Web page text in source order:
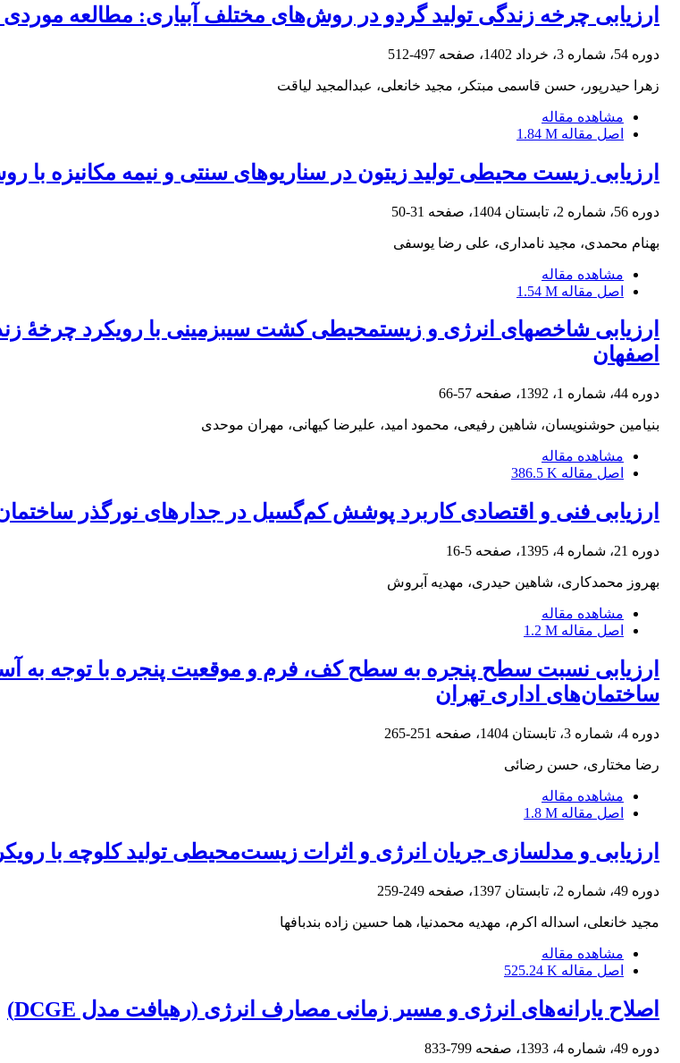
ارزیابی چرخه زندگی تولید گردو در روش‌های مختلف آبیاری: مطالعه
دوره 54، شماره 3، خرداد 1402، صفحه 497-512
زهرا حیدرپور، حسن قاسمی مبتکر، مجید خانعلی، عبدالمجید لیاقت
مشاهده مقاله
اصل مقاله 1.84 M
ارزیابی زیست محیطی تولید زیتون در سناریوهای سنتی و نیمه مکانیزه با
دوره 56، شماره 2، تابستان 1404، صفحه 31-50
بهنام محمدی، مجید نامداری، علی رضا یوسفی
مشاهده مقاله
اصل مقاله 1.54 M
ارزیابی شاخص‏های انرژی و زیست‏محیطی کشت سیب‏زمینی با رویکرد چرخۀ
اصفهان
دوره 44، شماره 1، 1392، صفحه 57-66
بنیامین حوشنویسان، شاهین رفیعی، محمود امید، علیرضا کیهانی، مهران موحدی
مشاهده مقاله
اصل مقاله 386.5 K
ارزیابی فنی و اقتصادی کاربرد پوشش کم‌گسیل در جدارهای نورگذر
دوره 21، شماره 4، 1395، صفحه 5-16
بهروز محمدکاری، شاهین حیدری، مهدیه آبروش
مشاهده مقاله
اصل مقاله 1.2 M
ارزیابی نسبت سطح پنجره به سطح کف، فرم و موقعیت پنجره با توجه
ساختمان‌های اداری تهران
دوره 4، شماره 3، تابستان 1404، صفحه 251-265
رضا مختاری، حسن رضائی
مشاهده مقاله
اصل مقاله 1.8 M
ارزیابی و مدلسازی جریان انرژی و اثرات زیست‌محیطی تولید کلوچه با
دوره 49، شماره 2، تابستان 1397، صفحه 249-259
مجید خانعلی، اسداله اکرم، مهدیه محمدنیا، هما حسین زاده بندبافها
مشاهده مقاله
اصل مقاله 525.24 K
اصلاح یارانه‌های انرژی و مسیر زمانی مصارف انرژی (رهیافت مدل DCGE)
دوره 49، شماره 4، 1393، صفحه 799-833